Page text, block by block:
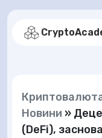
Новини »
(DeFi),